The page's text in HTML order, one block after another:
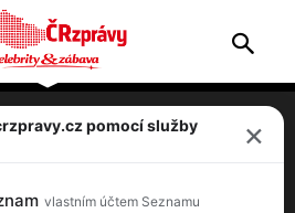
v Litomyšli! Kroupy
pomocí služby
×
vlastním účtem Seznamu